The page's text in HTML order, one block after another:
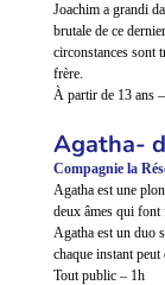
Joachim a grandi
brutale de ce
circonstances sont
frère.
À partir de 13 ans
Agatha-
Compagnie la
Agatha est une
deux âmes qui font
Agatha est un duo
chaque instant peut
Tout public – 1h